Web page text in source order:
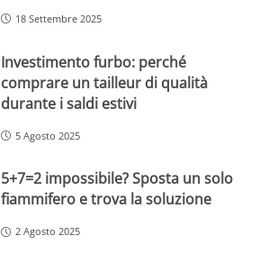
18 Settembre 2025
Investimento furbo: perché
comprare un tailleur di qualità
durante i saldi estivi
5 Agosto 2025
5+7=2 impossibile? Sposta un solo
fiammifero e trova la soluzione
2 Agosto 2025